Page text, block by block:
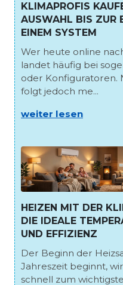
KLIMAPROFIS
AUSWAHL BIS ZUR
EINEM SYSTEM
Wer heute online
landet häufig bei
oder Konfiguratoren.
folgt jedoch me...
weiter lesen
HEIZEN MIT DER
DIE IDEALE
UND EFFIZIENZ
Der Beginn der
Jahreszeit beginnt,
schnell zum